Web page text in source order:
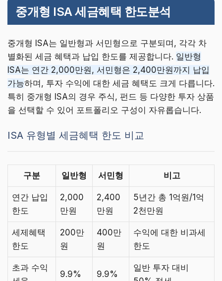
중개형 ISA 세금혜택 한도분석
중개형 ISA는 일반형과 서민형으로 구분되며, 각각 차
별화된 세금 혜택과 납입 한도를 제공합니다. 일반형
ISA는 연간 2,000만원, 서민형은 2,400만원까지 납입
가능하며, 투자 수익에 대한 세금 혜택도 크게 다릅니다.
특히 중개형 ISA의 경우 주식, 펀드 등 다양한 투자 상품
을 선택할 수 있어 포트폴리오 구성이 자유롭습니다.
ISA 유형별 세금혜택 한도 비교
구분 일반형 서민형 비고
연간 납입
한도
2,000
만원
2,400
만원
5년간 총 1억원/1억
2천만원
세제혜택
한도
200만
원
400만
원
수익에 대한 비과세
한도
초과 수익
9.9% 9.9%
일반 투자 대비